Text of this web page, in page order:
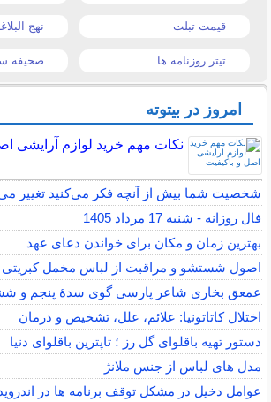
قیمت تبلت نهج
تیتر روزنامه ها صحیفه
امروز در بیتوته
نکات مهم خرید لوازم آرایشی
شخصیت شما بیش از آنچه فکر می‌کنید تغییر
فال روزانه - شنبه 17 مرداد 1405
بهترین زمان و مکان برای خواندن دعای عهد
اصول شستشو و مراقبت از لباس مخمل کبریتی
عمعق بخاری شاعر پارسی گوی سدهٔ پنجم و
اختلال کاتاتونیا: علائم، علل، تشخیص و درمان
دستور تهیه باقلوای گل رز ؛ تاپترین باقلوای دنیا
مدل های لباس از جنس ملانژ
عوامل دخیل در مشکل توقف برنامه ها در